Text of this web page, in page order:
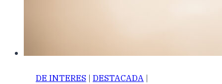
DE INTERES | DESTACADA |